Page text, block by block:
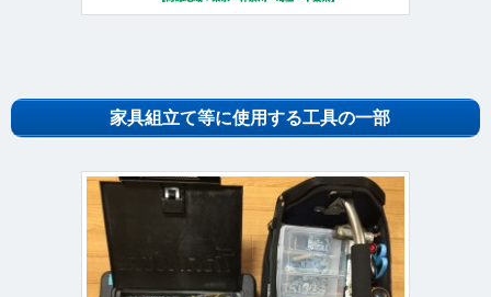
家具組立て等に使用する工具の一部